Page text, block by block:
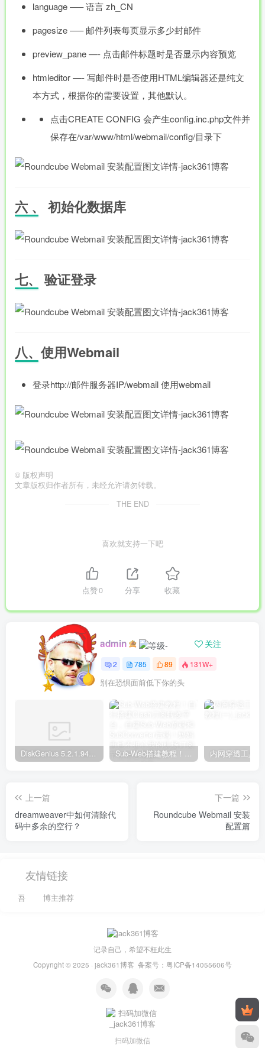
language —– 语言 zh_CN
pagesize —– 邮件列表每页显示多少封邮件
preview_pane —- 点击邮件标题时是否显示内容预览
htmleditor —- 写邮件时是否使用HTML编辑器还是纯文
本方式，根据你的需要设置，其他默认。
点击CREATE CONFIG 会产生config.inc.php文件并
保存在/var/www/html/webmail/config/目录下
六 、 初始化数据库
七、 验证登录
八、使用Webmail
登录http://邮件服务器IP/webmail 使用webmail
© 版权声明
文章版权归作者所有，未经允许请勿转载。
THE END
喜欢就支持一下吧
点赞0 分享 收藏
admin 关注
2 785 89 131W+
别在恐惧面前低下你的头
DiskGenius 5.2.1.941 专业版下载+序列号注册文件激活 Sub-Web搭建教程！自行搭建Clash订阅转换平台，自建Sub-Web前端和SubConverter后端！妈妈再也不担心我的机场订阅节点信息泄露了！
上一篇
dreamweaver中如何清除代
码中多余的空行？
下一篇
Roundcube Webmail 安装
配置篇
友情链接
吾 博主推荐
记录自己，希望不枉此生
Copyright © 2025 · jack361博客 备案号： 粤ICP备14055606号
扫码加微信